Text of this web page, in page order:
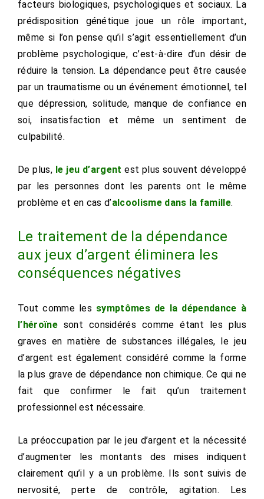
facteurs biologiques, psychologiques et sociaux. La
prédisposition génétique joue un rôle important,
même si l’on pense qu’il s’agit essentiellement d’un
problème psychologique, c’est-à-dire d’un désir de
réduire la tension. La dépendance peut être causée
par un traumatisme ou un événement émotionnel, tel
que dépression, solitude, manque de confiance en
soi, insatisfaction et même un sentiment de
culpabilité.
De plus, le jeu d’argent est plus souvent développé
par les personnes dont les parents ont le même
problème et en cas d’alcoolisme dans la famille.
Le traitement de la dépendance
aux jeux d’argent éliminera les
conséquences négatives
Tout comme les symptômes de la dépendance à
l’héroïnesont considérés comme étant les plus
graves en matière de substances illégales, le jeu
d’argent est également considéré comme la forme
la plus grave de dépendance non chimique. Ce qui ne
fait que confirmer le fait qu’un traitement
professionnel est nécessaire.
La préoccupation par le jeu d’argent et la nécessité
d’augmenter les montants des mises indiquent
clairement qu’il y a un problème. Ils sont suivis de
nervosité, perte de contrôle, agitation. Les